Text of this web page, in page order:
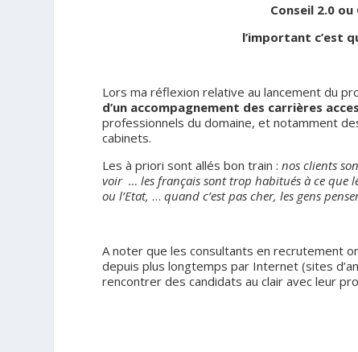
Conseil 2.0
l’important c’est
Lors ma réflexion relative au lancement du
d’un accompagnement des carrières
professionnels du domaine, et notamment
cabinets.
Les à priori sont allés bon train :nos clients
voir … les français sont trop habitués à ce que
ou l’Etat, …quand c’est pas cher, les gens
A noter que les consultants en recrutement
depuis plus longtemps par Internet (sites
rencontrer des candidats au clair avec leur